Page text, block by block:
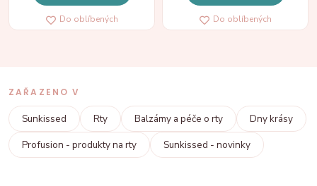
Do oblíbených Do oblíbených
ZAŘAZENO V
Sunkissed Rty Balzámy a péče o rty
Dny krásy
Profusion - produkty na rty
Sunkissed - novinky